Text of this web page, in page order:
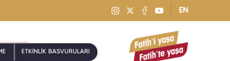
EN
ETKİNLİK BAŞVURULARI